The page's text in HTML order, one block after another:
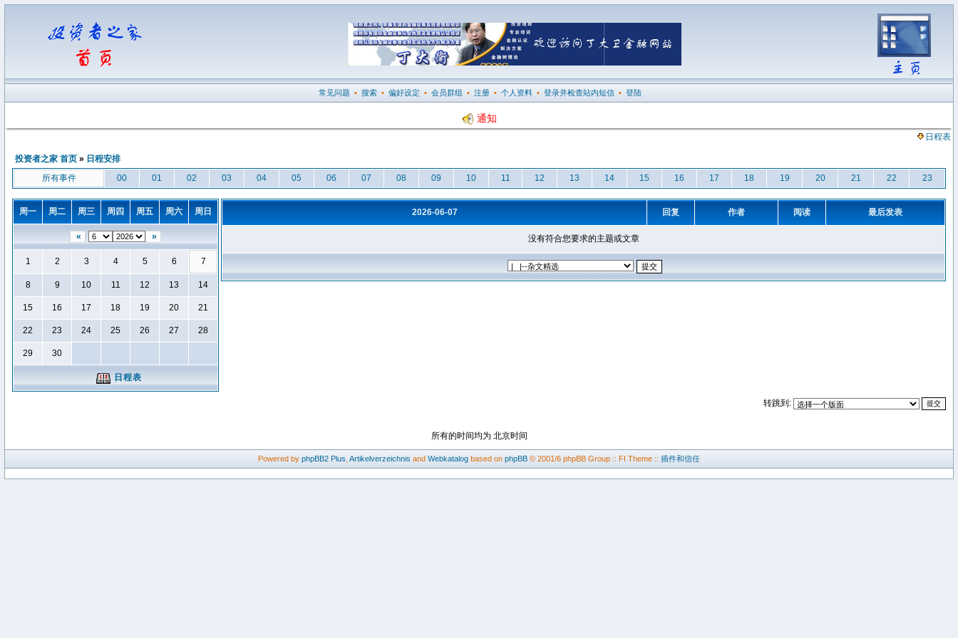
常见问题 • 搜索 • 偏好设定 • 会员群组 • 注册 • 个人资料 • 登录并检查站内短信 • 登陆
通知
日程表
投资者之家 首页 » 日程安排
所有事件
00 01 02 03 04 05 06 07 08 09 10 11 12 13 14 15 16 17 18 19 20 21 22 23
周一 周二 周三 周四 周五 周六 周日
« »
1 2 3 4 5 6 7
8 9 10 11 12 13 14
15 16 17 18 19 20 21
22 23 24 25 26 27 28
29 30
日程表
2026-06-07 回复 作者 阅读 最后发表
没有符合您要求的主题或文章
转跳到:
所有的时间均为 北京时间
Powered by phpBB2 Plus Artikelverzeichnis and Webkatalog based on phpBB © 2001/6 phpBB Group :: FI Theme :: 插件和信任